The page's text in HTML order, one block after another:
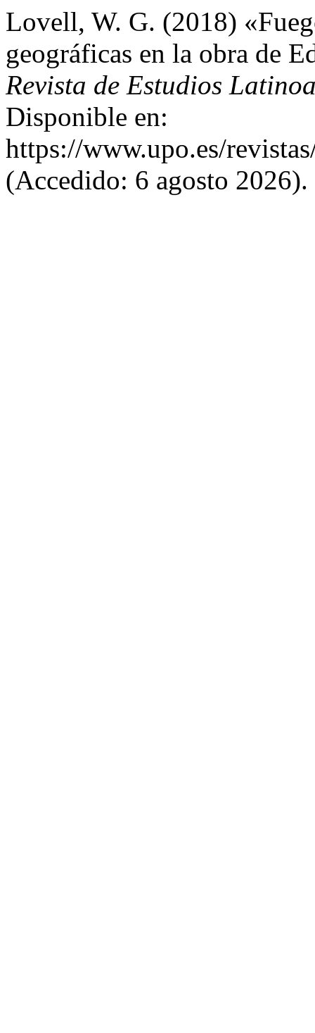
Lovell, W. G. (2018)
geográficas en la obra de
Revista de Estudios
Disponible en:
https://www.upo.es/
(Accedido: 6 agosto 2026).